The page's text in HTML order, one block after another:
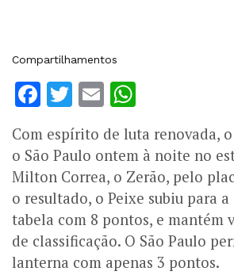
Compartilhamentos
Facebook
Twitter
Email
Com espírito de luta renovada,
o São Paulo ontem à noite no
Milton Correa, o Zerão, pelo
o resultado, o Peixe subiu para a
tabela com 8 pontos, e mantém
de classificação. O São Paulo
lanterna com apenas 3 pontos.